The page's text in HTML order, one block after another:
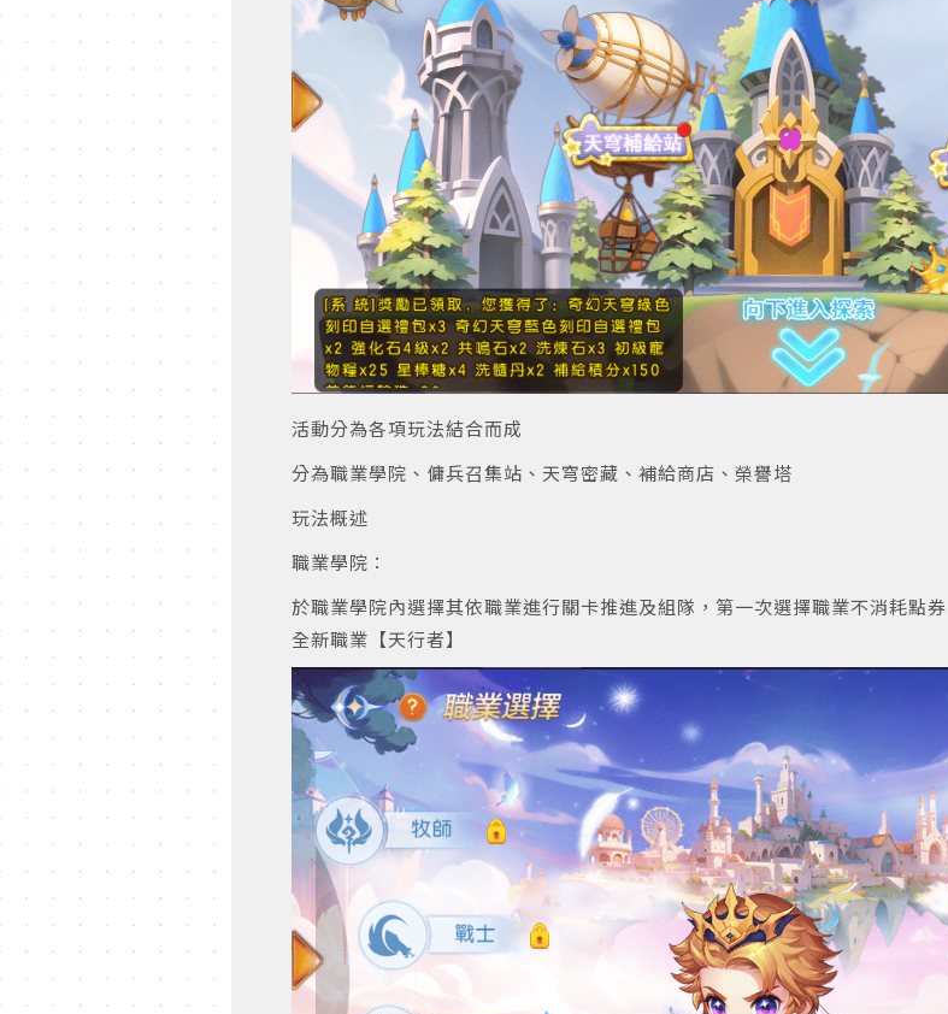
活動分為各項玩法結合而成
分為職業學院、傭兵召集站、天穹密藏、補給商店、榮譽塔
玩法概述
職業學院：
於職業學院內選擇其依職業進行關卡推進及組隊，第一次選擇職業不消耗點
全新職業【天行者】